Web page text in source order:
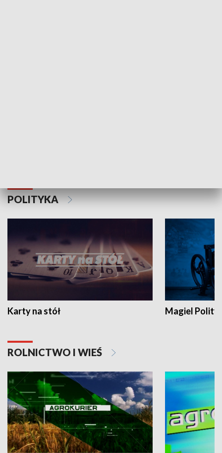
POLITYKA
Karty na stół Magiel
ROLNICTWO I WIEŚ